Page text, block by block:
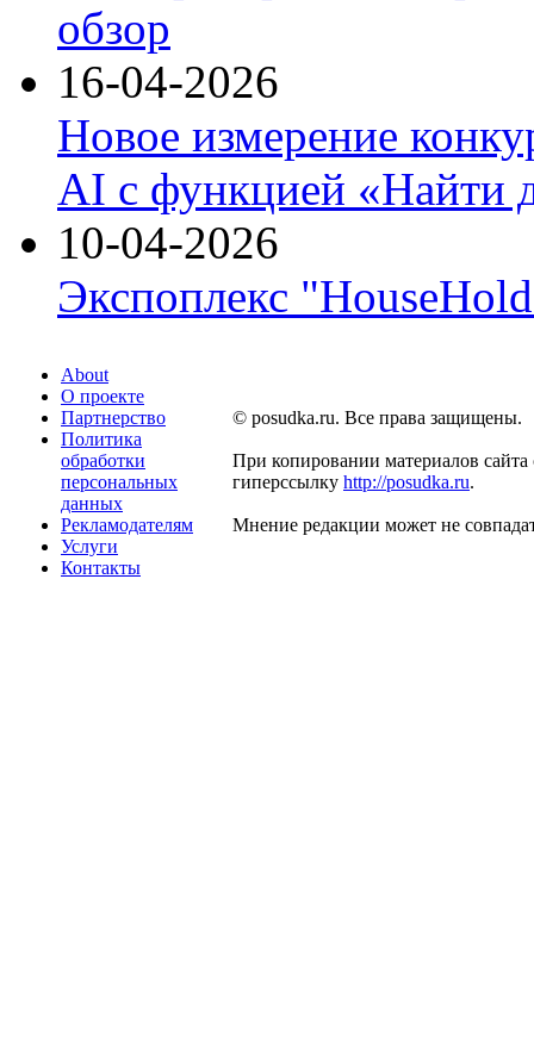
обзор
16-04-2026
Новое измерение
AI с функцией «Найти
10-04-2026
Экспоплекс
About
О проекте
Партнерство
Политика
обработки
персональных
данных
Рекламодателям
Услуги
Контакты
© posudka.ru. Все права защищены.
При копировании материалов сайта
гиперссылку http://posudka.ru.
Мнение редакции может не